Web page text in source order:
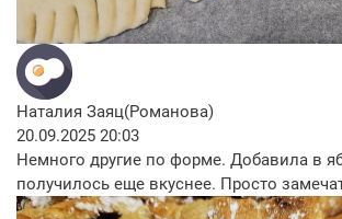
Наталия Заяц(Романова)
20.09.2025 20:03
Немного другие по форме. Добавила в
получилось еще вкуснее. Просто